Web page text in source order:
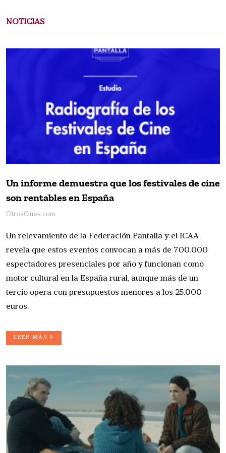
NOTICIAS
Un informe demuestra que los festivales de cine
son rentables en España
OtrosCines.com
Un relevamiento de la Federación Pantalla y el ICAA
revela que estos eventos convocan a más de 700.000
espectadores presenciales por año y funcionan como
motor cultural en la España rural, aunque más de un
tercio opera con presupuestos menores a los 25.000
euros.
LEER MÁS